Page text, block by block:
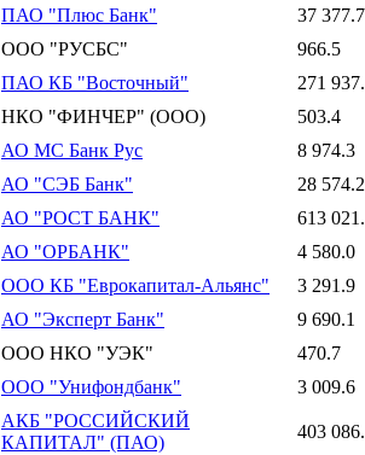
ПАО "Плюс Банк"
37 377.7
ООО "РУСБС"
966.5
ПАО КБ "Восточный"
271
НКО "ФИНЧЕР" (ООО)
503.4
АО МС Банк Рус
8 974.3
АО "СЭБ Банк"
28 574.2
АО "РОСТ БАНК"
613
АО "ОРБАНК"
4 580.0
ООО КБ "Еврокапитал-Альянс"
3 291.9
АО "Эксперт Банк"
9 690.1
ООО НКО "УЭК"
470.7
ООО "Унифондбанк" 3 009.6
АКБ "РОССИЙСКИЙ
КАПИТАЛ" (ПАО)
403